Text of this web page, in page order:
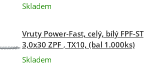
Skladem
Vruty Power-Fast, celý, bílý FPF-ST
3,0x30 ZPF , TX10, (bal 1.000ks)
Skladem